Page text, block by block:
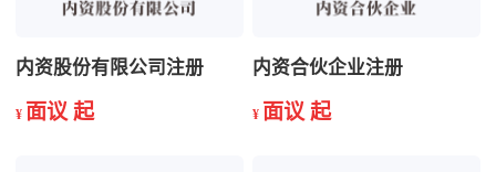
内资股份有限公司注册
¥ 面议 起
内资合伙企业注册
¥ 面议 起